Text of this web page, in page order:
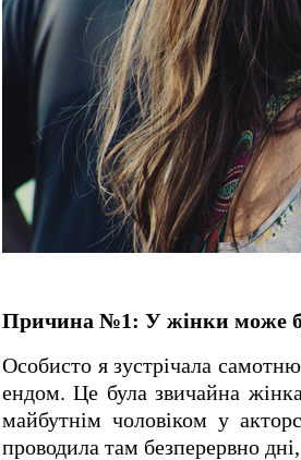
Причина №1: У жінки може
Особисто я зустрічала
ендом. Це була звичайна
майбутнім чоловіком у
проводила там безперервно